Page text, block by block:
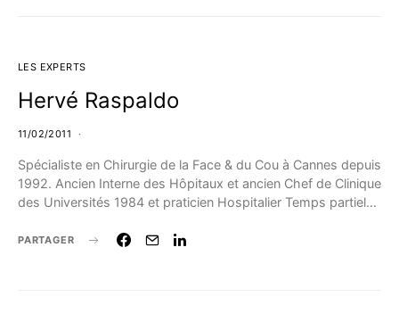
LES EXPERTS
Hervé Raspaldo
11/02/2011
Spécialiste en Chirurgie de la Face & du Cou à Cannes depuis
1992. Ancien Interne des Hôpitaux et ancien Chef de Clinique
des Universités 1984 et praticien Hospitalier Temps partiel…
PARTAGER